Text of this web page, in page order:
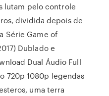
lutam pelo controle
dividida depois de
Série Game of
Dublado e
Dual Áudio Full
720p 1080p legendas
uma terra